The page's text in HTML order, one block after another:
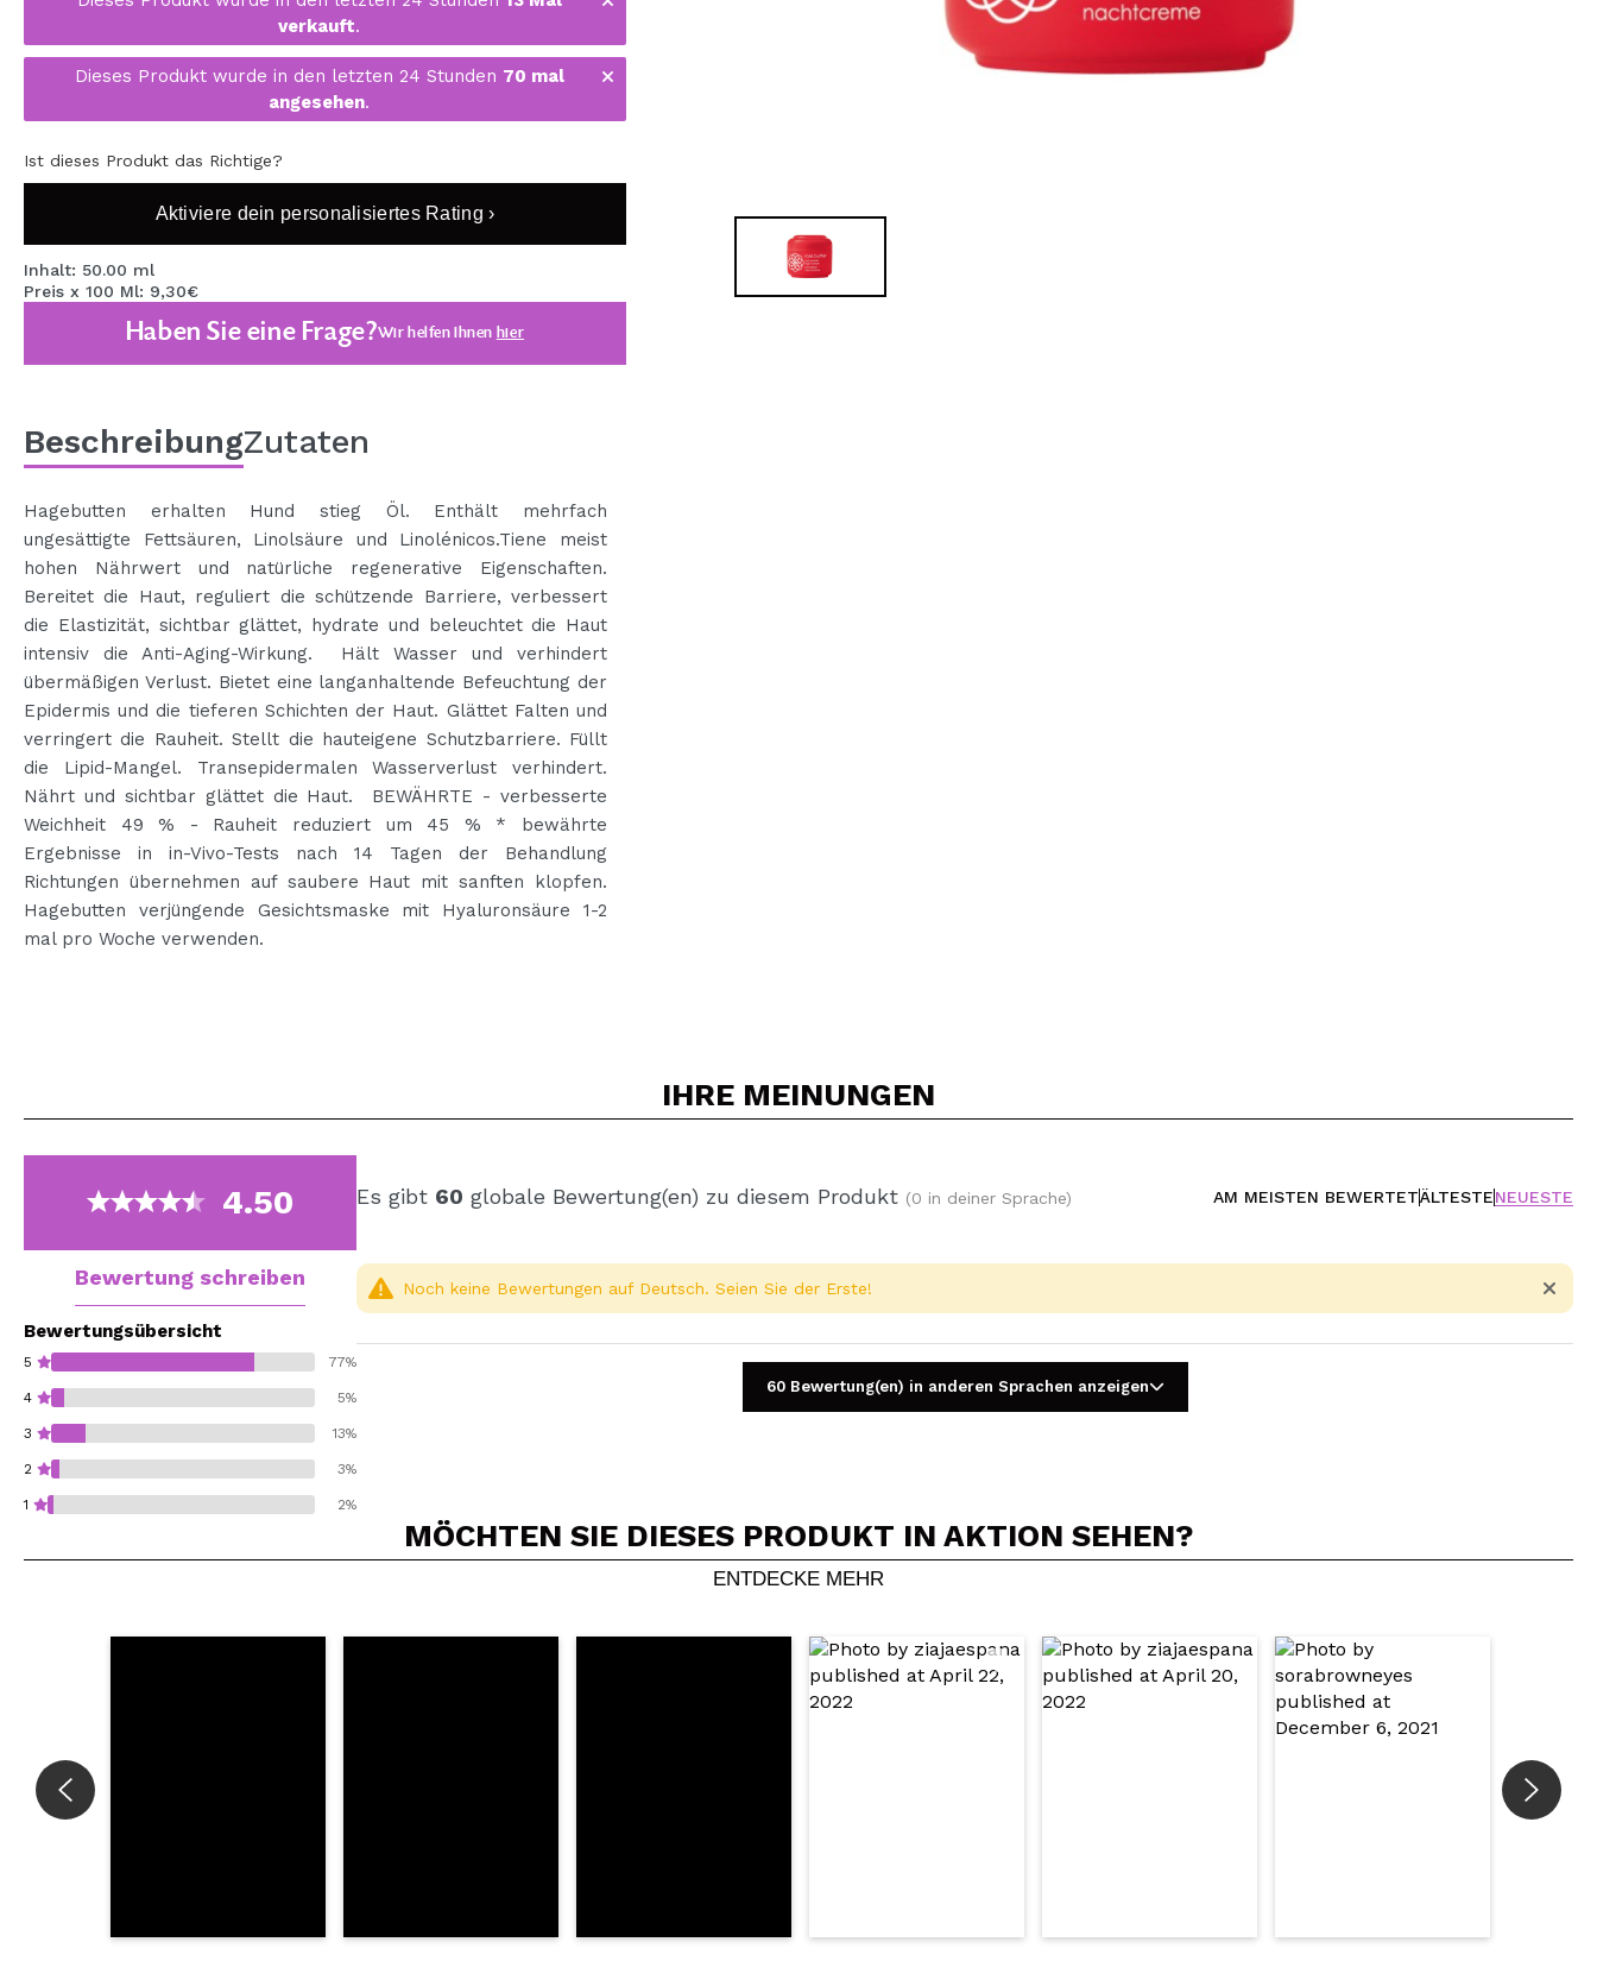
KOREA ZONE
TRAVEL SIZE
NATURE
SPECIALS
OUTLET
SIE SIND ZURÜCKGEKEHRT!
BLOG
bisherigen Vorgänge einsehen.
verkauft.
Dieses Produkt wurde in den letzten 24 Stunden 70 mal
angesehen.
Ist dieses Produkt das Richtige?
Aktiviere dein personalisiertes Rating ›
Inhalt: 50.00 ml
Preis x 100 Ml: 9,30€
Haben Sie eine Frage?Wir helfen Ihnen hier
BeschreibungZutaten
Hagebutten erhalten Hund stieg Öl. Enthält mehrfach
ungesättigte Fettsäuren, Linolsäure und Linolénicos.Tiene meist
hohen Nährwert und natürliche regenerative Eigenschaften.
Bereitet die Haut, reguliert die schützende Barriere, verbessert
die Elastizität, sichtbar glättet, hydrate und beleuchtet die Haut
intensiv die Anti-Aging-Wirkung. Hält Wasser und verhindert
übermäßigen Verlust. Bietet eine langanhaltende Befeuchtung der
Epidermis und die tieferen Schichten der Haut. Glättet Falten und
verringert die Rauheit. Stellt die hauteigene Schutzbarriere. Füllt
die Lipid-Mangel. Transepidermalen Wasserverlust verhindert.
Nährt und sichtbar glättet die Haut. BEWÄHRTE - verbesserte
Weichheit 49 % - Rauheit reduziert um 45 % * bewährte
Ergebnisse in in-Vivo-Tests nach 14 Tagen der Behandlung
Richtungen übernehmen auf saubere Haut mit sanften klopfen.
Hagebutten verjüngende Gesichtsmaske mit Hyaluronsäure 1-2
mal pro Woche verwenden.
IHRE MEINUNGEN
4.50
Bewertung schreiben
Bewertungsübersicht
5 77%
4 5%
3 13%
2 3%
1 2%
Es gibt 60 globale Bewertung(en) zu diesem Produkt (0 in deiner Sprache) AM MEISTEN BEWERTETÄLTESTENEUESTE
Ein Video oder Foto teilen
Dein Video könnte das erste sein. Stell es dir vor...
Würden Sie diesen Kauf empfehlen? Ja Nein 5/5
Noch keine Bewertungen auf Deutsch. Seien Sie der Erste!
60 Bewertung(en) in anderen Sprachen anzeigen
MÖCHTEN SIE DIESES PRODUKT IN AKTION SEHEN?
ENTDECKE MEHR